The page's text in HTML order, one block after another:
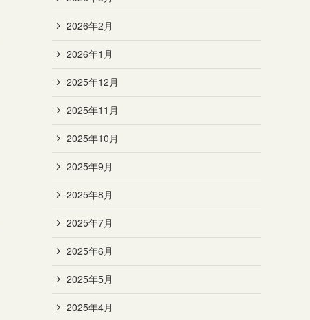
2026年2月
2026年1月
2025年12月
2025年11月
2025年10月
2025年9月
2025年8月
2025年7月
2025年6月
2025年5月
2025年4月